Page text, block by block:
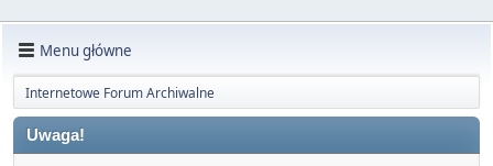
Menu główne
Internetowe Forum Archiwalne
Uwaga!